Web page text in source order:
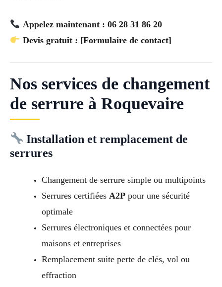
Appelez maintenant : 06 28 31 86 20
Devis gratuit : [Formulaire de contact]
Nos services de changement
de serrure à Roquevaire
Installation et remplacement de
serrures
Changement de serrure simple ou multipoints
Serrures certifiées A2Ppour une sécurité
optimale
Serrures électroniques et connectées pour
maisons et entreprises
Remplacement suite perte de clés, vol ou
effraction